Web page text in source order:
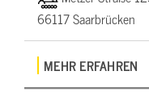
66117 Saarbrücken
MEHR ERFAHREN